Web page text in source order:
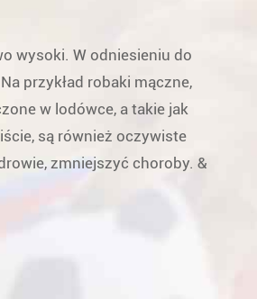
wysoki. W odniesieniu do
przykład robaki mączne,
w lodówce, a takie jak
są również oczywiste
zmniejszyć choroby. &